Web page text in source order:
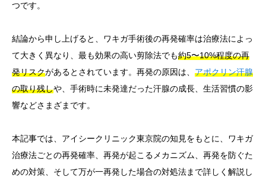
つです。
結論から申し上げると、ワキガ手術後の再発確率は治療法によっ
て大きく異なり、最も効果の高い剪除法でも約5〜10%程度の再
発リスクがあるとされています。再発の原因は、 アポクリン汗腺
の取り残しや、手術時に未発達だった汗腺の成長、生活習慣の影
響などさまざまです。
本記事では、アイシークリニック東京院の知見をもとに、ワキガ
治療法ごとの再発確率、再発が起こるメカニズム、再発を防ぐた
めの対策、そして万が一再発した場合の対処法まで詳しく解説し